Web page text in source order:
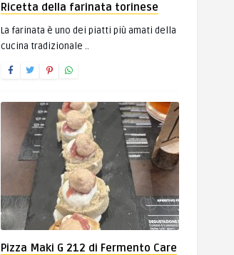
Ricetta della farinata torinese
La farinata è uno dei piatti più amati della
cucina tradizionale ..
Pizza Maki G 212 di Fermento Care